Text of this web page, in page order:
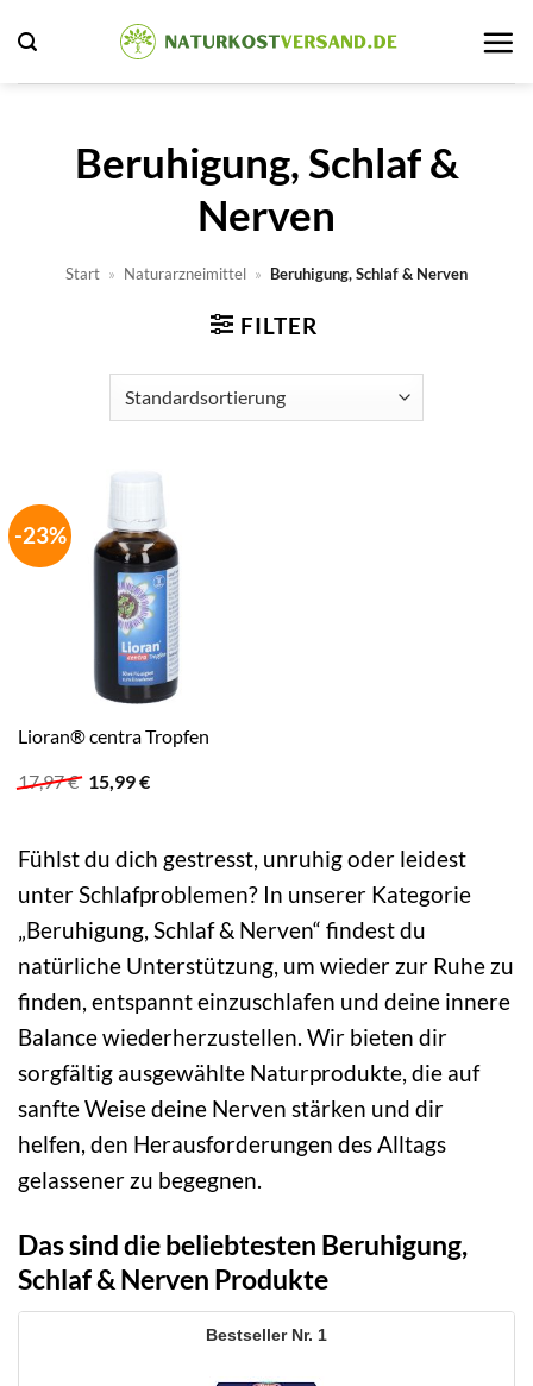
Inhalt
springen
Beruhigung, Schlaf &
Nerven
Start » Naturarzneimittel » Beruhigung, Schlaf & Nerven
FILTER
-23%
Lioran® centra Tropfen
17,97€ Ursprünglicher
Preis
15,99€Aktueller
Fühlst du dich gestresst, unruhig oder leidest
unter Schlafproblemen? In unserer Kategorie
„Beruhigung, Schlaf & Nerven“ findest du
natürliche Unterstützung, um wieder zur Ruhe zu
finden, entspannt einzuschlafen und deine innere
Balance wiederherzustellen. Wir bieten dir
sorgfältig ausgewählte Naturprodukte, die auf
sanfte Weise deine Nerven stärken und dir
helfen, den Herausforderungen des Alltags
gelassener zu begegnen.
Das sind die beliebtesten Beruhigung,
Schlaf & Nerven Produkte
1